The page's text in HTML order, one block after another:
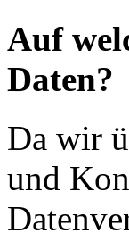
Auf
Daten?
Da wir
und